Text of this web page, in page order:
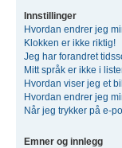
Innstillinger
Hvordan endrer jeg
Klokken er ikke riktig!
Jeg har forandret
Mitt språk er ikke i
Hvordan viser jeg et
Hvordan endrer jeg
Når jeg trykker på e-
Emner og innlegg